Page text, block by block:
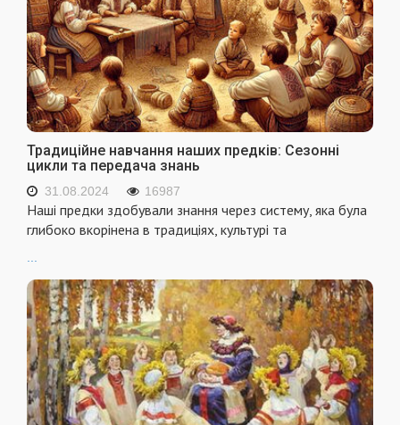
Традиційне навчання наших предків: Сезонні
цикли та передача знань
31.08.2024 16987
Наші предки здобували знання через систему, яка була
глибоко вкорінена в традиціях, культурі та
...